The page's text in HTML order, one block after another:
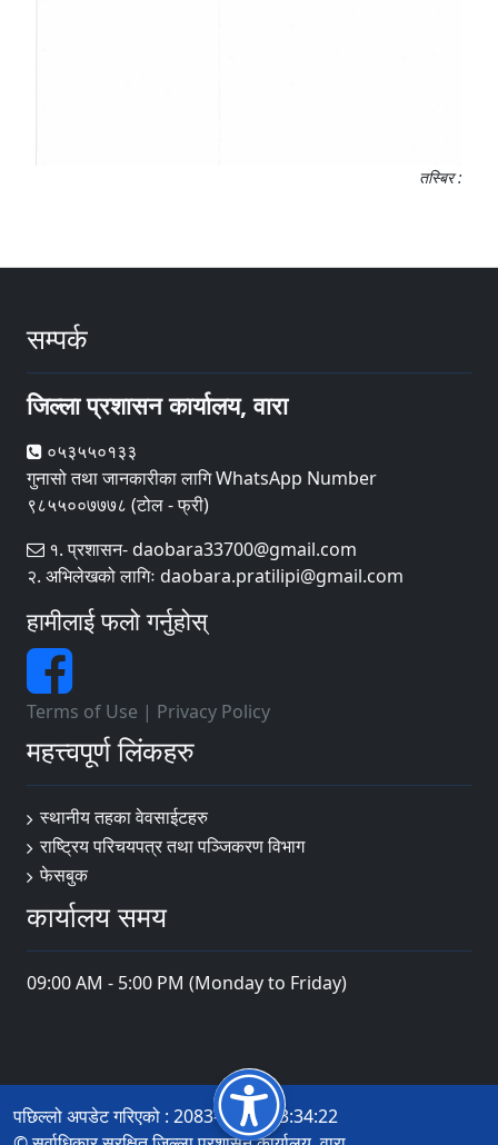
तस्बिर :
सम्पर्क
जिल्ला प्रशासन कार्यालय, वारा
०५३५५०१३३
गुनासो तथा जानकारीका लागि WhatsApp Number
९८५५००७७७८ (टोल - फ्री)
१. प्रशासन- daobara33700@gmail.com
२. अभिलेखको लागिः daobara.pratilipi@gmail.com
हामीलाई फलो गर्नुहोस्
Terms of Use | Privacy Policy
महत्त्वपूर्ण लिंकहरु
स्थानीय तहका वेवसाईटहरु
राष्ट्रिय परिचयपत्र तथा पञ्जिकरण विभाग
फेसबुक
कार्यालय समय
09:00 AM - 5:00 PM (Monday to Friday)
पछिल्लो अपडेट गरिएको : 2083-04-16 13:34:22